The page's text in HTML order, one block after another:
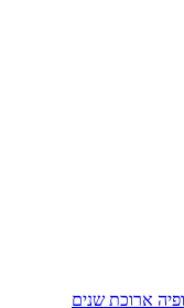
ארוכת שנים